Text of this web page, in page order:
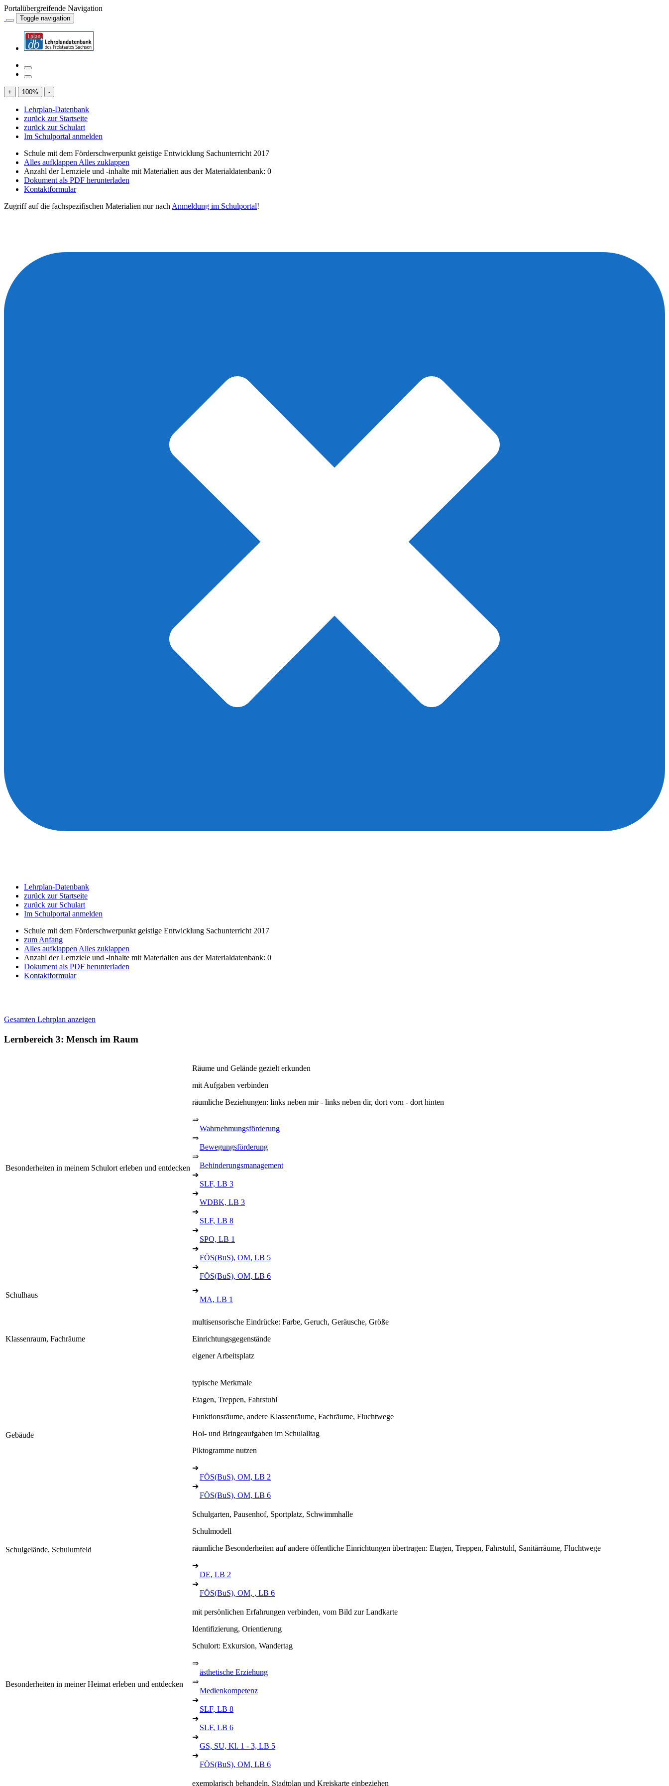
Portalübergreifende Navigation
Toggle navigation
+ 100% -
Lehrplan-Datenbank
zurück zur Startseite
zurück zur Schulart
Im Schulportal anmelden
Schule mit dem Förderschwerpunkt geistige Entwicklung Sachunterricht 2017
Alles aufklappen Alles zuklappen
Anzahl der Lernziele und -inhalte mit Materialien aus der Materialdatenbank: 0
Dokument als PDF herunterladen
Kontaktformular
Zugriff auf die fachspezifischen Materialien nur nach Anmeldung im Schulportal!
Lehrplan-Datenbank
zurück zur Startseite
zurück zur Schulart
Im Schulportal anmelden
Schule mit dem Förderschwerpunkt geistige Entwicklung Sachunterricht 2017
zum Anfang
Alles aufklappen Alles zuklappen
Anzahl der Lernziele und -inhalte mit Materialien aus der Materialdatenbank: 0
Dokument als PDF herunterladen
Kontaktformular
Gesamten Lehrplan anzeigen
Lernbereich 3: Mensch im Raum
Besonderheiten in meinem Schulort erleben und entdecken
Räume und Gelände gezielt erkunden
mit Aufgaben verbinden
räumliche Beziehungen: links neben mir - links neben dir, dort vorn - dort hinten
⇒
Wahrnehmungsförderung
⇒
Bewegungsförderung
⇒
Behinderungsmanagement
➔
SLF, LB 3
➔
WDBK, LB 3
➔
SLF, LB 8
➔
SPO, LB 1
➔
FÖS(BuS), OM, LB 5
➔
FÖS(BuS), OM, LB 6
Schulhaus
➔
MA, LB 1
Klassenraum, Fachräume
multisensorische Eindrücke: Farbe, Geruch, Geräusche, Größe
Einrichtungsgegenstände
eigener Arbeitsplatz
Gebäude
typische Merkmale
Etagen, Treppen, Fahrstuhl
Funktionsräume, andere Klassenräume, Fachräume, Fluchtwege
Hol- und Bringeaufgaben im Schulalltag
Piktogramme nutzen
➔
FÖS(BuS), OM, LB 2
➔
FÖS(BuS), OM, LB 6
Schulgelände, Schulumfeld
Schulgarten, Pausenhof, Sportplatz, Schwimmhalle
Schulmodell
räumliche Besonderheiten auf andere öffentliche Einrichtungen übertragen: Etagen, Treppen, Fahrstuhl, Sanitärräume, Fluchtwege
➔
DE, LB 2
➔
FÖS(BuS), OM, , LB 6
Besonderheiten in meiner Heimat erleben und entdecken
mit persönlichen Erfahrungen verbinden, vom Bild zur Landkarte
Identifizierung, Orientierung
Schulort: Exkursion, Wandertag
⇒
ästhetische Erziehung
⇒
Medienkompetenz
➔
SLF, LB 8
➔
SLF, LB 6
➔
GS, SU, Kl. 1 - 3, LB 5
➔
FÖS(BuS), OM, LB 6
exemplarisch behandeln, Stadtplan und Kreiskarte einbeziehen